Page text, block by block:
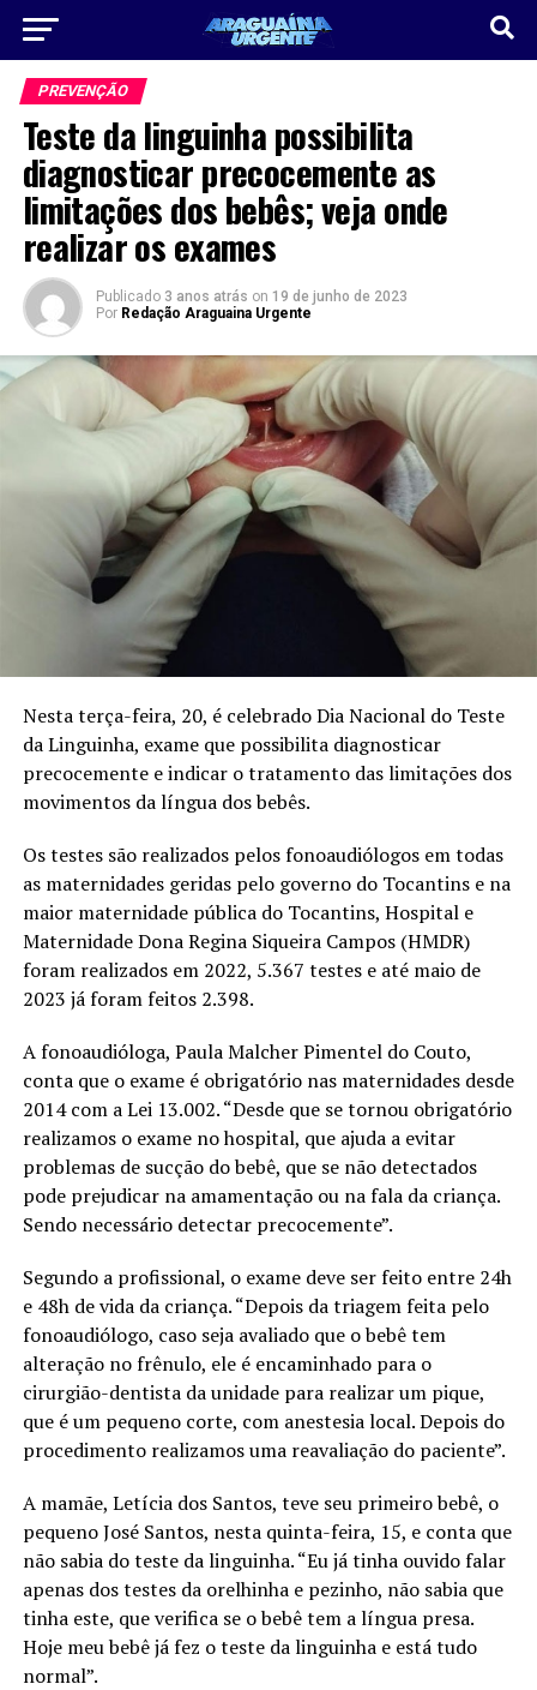
PREVENÇÃO
Teste da linguinha possibilita
diagnosticar precocemente as
limitações dos bebês; veja onde
realizar os exames
Publicado 3 anos atrás on 19 de junho de 2023
Por Redação Araguaina Urgente
Nesta terça-feira, 20, é celebrado Dia Nacional do Teste
da Linguinha, exame que possibilita diagnosticar
precocemente e indicar o tratamento das limitações dos
movimentos da língua dos bebês.
Os testes são realizados pelos fonoaudiólogos em todas
as maternidades geridas pelo governo do Tocantins e na
maior maternidade pública do Tocantins, Hospital e
Maternidade Dona Regina Siqueira Campos (HMDR)
foram realizados em 2022, 5.367 testes e até maio de
2023 já foram feitos 2.398.
A fonoaudióloga, Paula Malcher Pimentel do Couto,
conta que o exame é obrigatório nas maternidades desde
2014 com a Lei 13.002. “Desde que se tornou obrigatório
realizamos o exame no hospital, que ajuda a evitar
problemas de sucção do bebê, que se não detectados
pode prejudicar na amamentação ou na fala da criança.
Sendo necessário detectar precocemente”.
Segundo a profissional, o exame deve ser feito entre 24h
e 48h de vida da criança. “Depois da triagem feita pelo
fonoaudiólogo, caso seja avaliado que o bebê tem
alteração no frênulo, ele é encaminhado para o
cirurgião-dentista da unidade para realizar um pique,
que é um pequeno corte, com anestesia local. Depois do
procedimento realizamos uma reavaliação do paciente”.
A mamãe, Letícia dos Santos, teve seu primeiro bebê, o
pequeno José Santos, nesta quinta-feira, 15, e conta que
não sabia do teste da linguinha. “Eu já tinha ouvido falar
apenas dos testes da orelhinha e pezinho, não sabia que
tinha este, que verifica se o bebê tem a língua presa.
Hoje meu bebê já fez o teste da linguinha e está tudo
normal”.